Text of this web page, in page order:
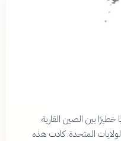
بين الصين القارية
المتحدة. كادت هذه